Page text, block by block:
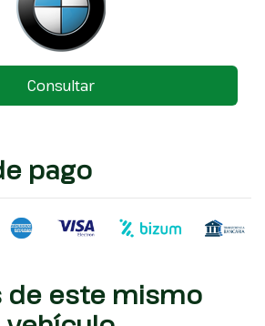
Consultar
pago
de este mismo